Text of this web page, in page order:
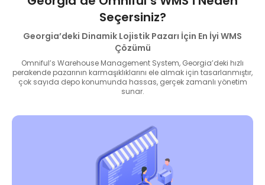
Seçersiniz?
Georgia’deki Dinamik Lojistik Pazarı İçin En İyi WMS
Çözümü
Omniful’s Warehouse Management System, Georgia’deki hızlı
perakende pazarının karmaşıklıklarını ele almak için tasarlanmıştır,
çok sayıda depo konumunda hassas, gerçek zamanlı yönetim
sunar.